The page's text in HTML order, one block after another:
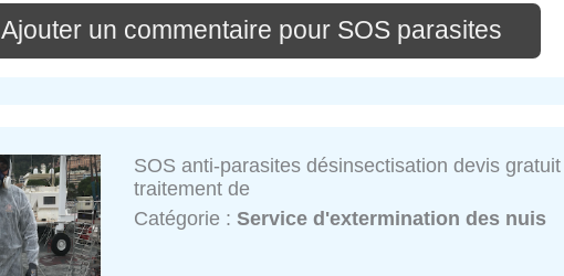
Ajouter un commentaire pour SOS parasites
SOS anti-parasites désinsectisation devis gratuit
traitement de
Catégorie :Service d'extermination des nuis